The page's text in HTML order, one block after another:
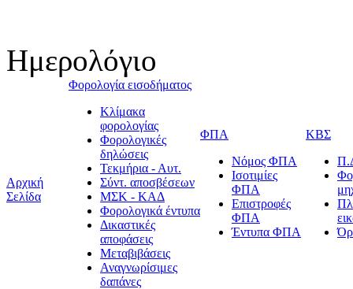
Ημερολόγιο
Αρχική
Σελίδα
Φορολογία εισοδήματος
Κλίμακα
φορολογίας
Φορολογικές
δηλώσεις
Τεκμήρια - Αυτ.
Σύντ. αποσβέσεων
ΜΣΚ - ΚΑΔ
Φορολογικά έντυπα
Δικαστικές
αποφάσεις
Μεταβιβάσεις
Αναγνωρίσιμες
δαπάνες
ΦΠΑ
Νόμος ΦΠΑ
Ισοτιμίες
ΦΠΑ
Επιστροφές
ΦΠΑ
Έντυπα ΦΠΑ
ΚΒΣ